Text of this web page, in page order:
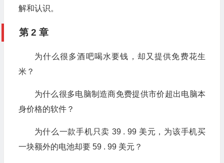
解和认识。
第 2 章
为什么很多酒吧喝水要钱，却又提供免费花生
米？
为什么很多电脑制造商免费提供市价超出电脑本
身价格的软件？
为什么一款手机只卖 39 . 99 美元，为该手机买
一块额外的电池却要 59 . 99 美元？